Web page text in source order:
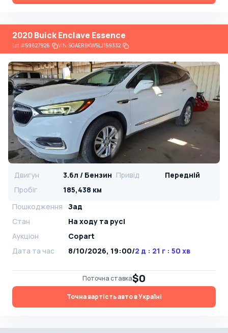
2020 Buick Enclave Essence
Lot#59627926 VIN:5GAERBKW5LJ159332
Двигун 3.6л / Бензин Привід
Передній
Пробіг
185,438 км
Пошкодження
Зад
Стан
На ​​ходу та русі
Аукціон
Copart
Дата та час
8/10/2026, 19:00/2 д : 21 г : 50 хв
Поточна ставка$0
Точна вартість авто в Україні